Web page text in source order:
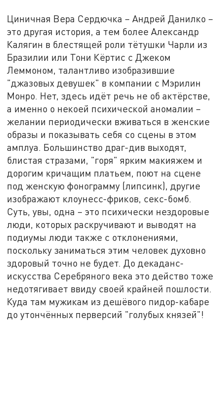
Циничная Вера Сердючка – Андрей Данилко –
это другая история, а тем более Александр
Калягин в блестящей роли тётушки Чарли из
Бразилии или Тони Кёртис с Джеком
Леммоном, талантливо изобразившие
"джазовых девушек" в компании с Мэрилин
Монро. Нет, здесь идёт речь не об актёрстве,
а именно о некоей психической аномалии –
желании периодически вживаться в женские
образы и показывать себя со сцены в этом
амплуа. Большинство драг-див выходят,
блистая стразами, "горя" ярким макияжем и
дорогим кричащим платьем, поют на сцене
под женскую фонограмму (липсинк), другие
изображают клоунесс-фриков, секс-бомб.
Суть, увы, одна – это психически нездоровые
люди, которых раскручивают и выводят на
подиумы люди также с отклонениями,
поскольку заниматься этим человек духовно
здоровый точно не будет. До декаданс-
искусства Серебряного века это действо тоже
недотягивает ввиду своей крайней пошлости.
Куда там мужикам из дешёвого пидор-кабаре
до утончённых перверсий "голубых князей"!